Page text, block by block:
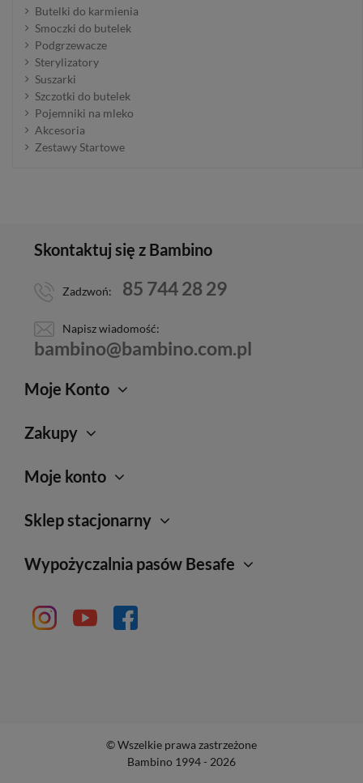
Butelki do karmienia
Smoczki do butelek
Podgrzewacze
Sterylizatory
Suszarki
Szczotki do butelek
Pojemniki na mleko
Akcesoria
Zestawy Startowe
Skontaktuj się z Bambino
Zadzwoń: 85 744 28 29
Napisz wiadomość:
bambino@bambino.com.pl
Moje Konto
Zakupy
Moje konto
Sklep stacjonarny
Wypożyczalnia pasów Besafe
© Wszelkie prawa zastrzeżone
Bambino 1994 - 2026